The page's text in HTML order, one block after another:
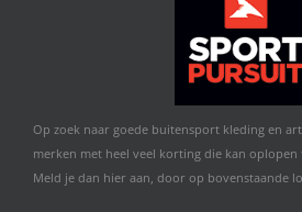
Op zoek naar goede buitensport kleding en
merken met heel veel korting die kan oplopen
Meld je dan hier aan, door op bovenstaande